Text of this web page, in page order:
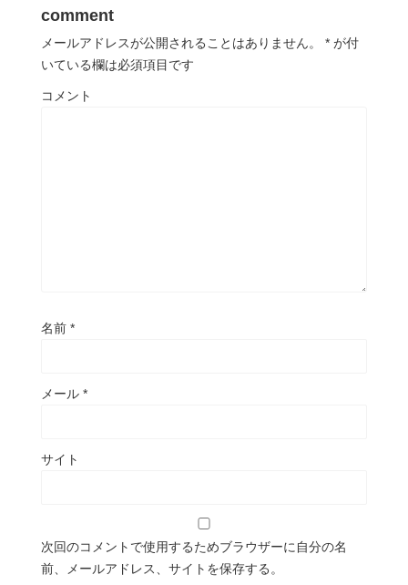
comment
メールアドレスが公開されることはありません。 * が付
いている欄は必須項目です
コメント
名前 *
メール *
サイト
次回のコメントで使用するためブラウザーに自分の名
前、メールアドレス、サイトを保存する。